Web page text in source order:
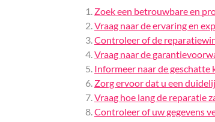
Zoek een betrouwbare en
Vraag naar de ervaring en
Controleer of de
Vraag naar de
Informeer naar de geschatte
Zorg ervoor dat u een
Vraag hoe lang de reparatie
Controleer of uw gegevens